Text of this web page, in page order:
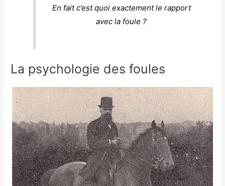
En fait c’est quoi exactement le rapport
avec la foule ?
La psychologie des foules